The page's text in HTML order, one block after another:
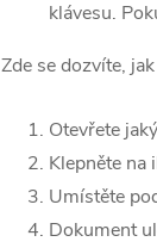
klávesu.
Zde se dozvíte,
Otevřete
Klepněte na
Umístěte
Dokument